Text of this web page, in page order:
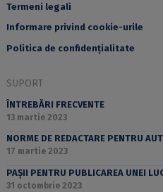
Termeni legali
Informare privind cookie-urile
Politica de confidențialitate
SUPORT
ÎNTREBĂRI FRECVENTE
13 martie 2023
NORME DE REDACTARE PENTRU
17 martie 2023
PAȘII PENTRU PUBLICAREA UNEI
31 octombrie 2023